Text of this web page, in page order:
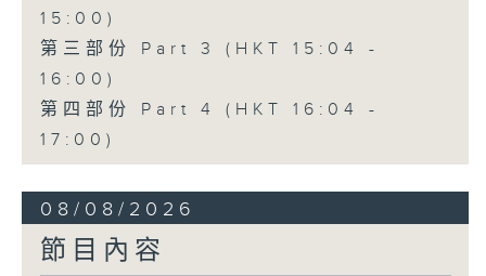
15:00)
第三部份 Part 3 (HKT 15:04 -
16:00)
第四部份 Part 4 (HKT 16:04 -
17:00)
08/08/2026
節目內容